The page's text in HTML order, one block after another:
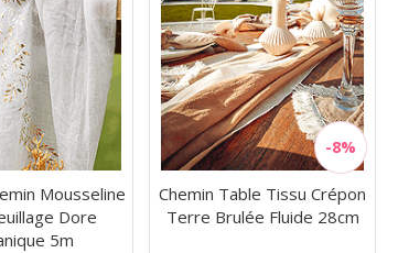
Mousseline
Dore
5m
Chemin Table Tissu Crépon
Terre Brulée Fluide 28cm